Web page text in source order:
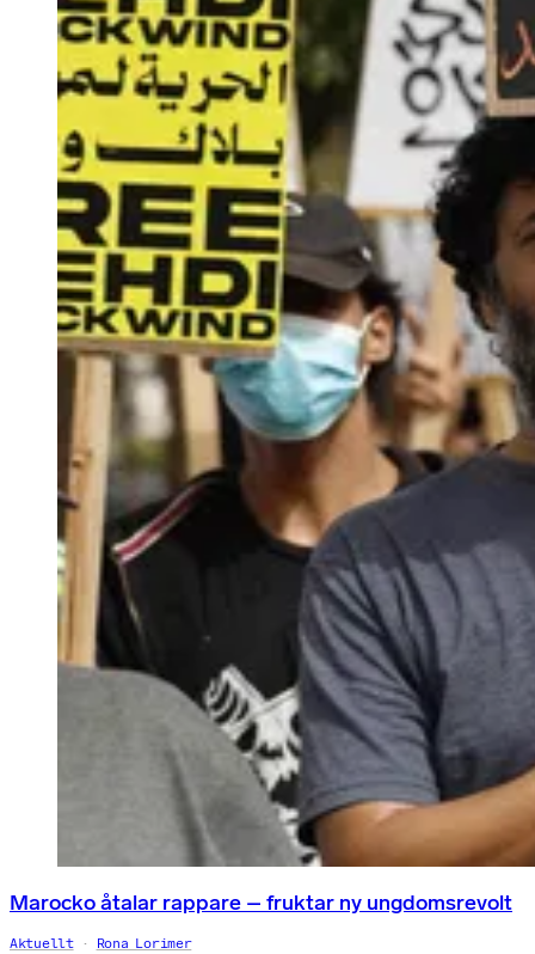
Marocko åtalar rappare – fruktar ny ungdomsrevolt
Aktuellt Rona Lorimer